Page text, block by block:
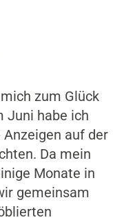
zum Glück
Juni habe ich
auf der
Da mein
Monate in
gemeinsam